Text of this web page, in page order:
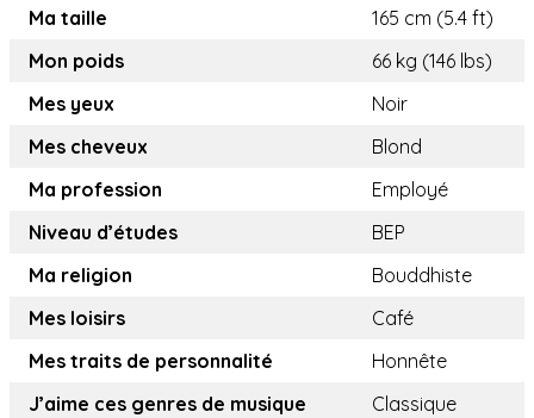
Ma taille
165 cm (5.4 ft)
Mon poids
66 kg (146 lbs)
Mes yeux
Noir
Mes cheveux
Blond
Ma profession
Employé
Niveau d’études
BEP
Ma religion
Bouddhiste
Mes loisirs
Café
Mes traits de personnalité
Honnête
J’aime ces genres de musique
Classique